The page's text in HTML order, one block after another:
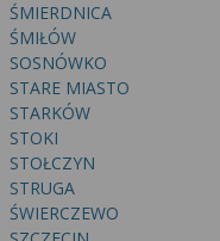
ŚMIERDNICA
ŚMIŁÓW
SOSNÓWKO
STARE MIASTO
STARKÓW
STOKI
STOŁCZYN
STRUGA
ŚWIERCZEWO